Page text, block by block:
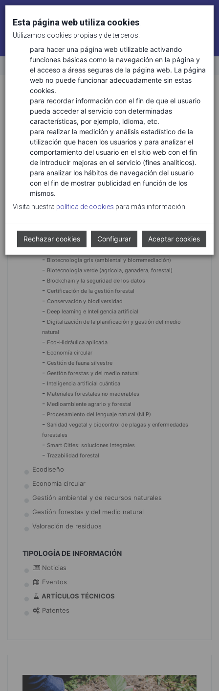
Disciplinas técnicas Medio ambiente y sostenibilidad
Esta página web utiliza cookies
Utilizamos cookies propias y de terceros:
para hacer una página web utilizable activando
funciones básicas como la navegación en la página y
el acceso a áreas seguras de la página web. La página
web no puede funcionar adecuadamente sin estas
cookies.
para recordar información con el fin de que el usuario
pueda acceder al servicio con determinadas
características, por ejemplo, idioma, etc.
para realizar la medición y análisis estadístico de la
utilización que hacen los usuarios y para analizar el
comportamiento del usuario en el sitio web con el fin
de introducir mejoras en el servicio (fines analíticos).
para analizar los hábitos de navegación del usuario
con el fin de mostrar publicidad en función de los
mismos.
Visita nuestra política de cookies para más información.
Rechazar cookies Configurar Aceptar cookies
DISCIPLINAS TÉCNICAS
Medio Ambiente y Sostenibilidad
ÁREAS DE CONOCIMIENTO
Bioeconomía
-Alimentos de origen forestal (Edibles)
-
-Biotecnología gris (ambiental y biorremediación)
- Biotecnología verde (agrícola, ganadera, forestal)
- Blockchain y la seguridad de los datos
- Certificación de la gestión forestal
- Conservación y biodiversidad
- Deep learning e Inteligencia artificial
- Digitalización de la planificación y gestión del medio
natural
- Eco-Hidráulica aplicada
- Economía circular
- Gestión de fauna silvestre
- Gestión forestas y del medio natural
- Inteligencia artificial cuántica
- Materiales forestales no maderables
- Medioambiente agrario y forestal
- Procesamiento del lenguaje natural (NLP)
- Sanidad vegetal y biocontrol de plagas y enfermedades
forestales
- Smart Cities: soluciones integrales
- Trazabilidad forestal
Ecodiseño
Economía circular
Gestión ambiental y de recursos naturales
Gestión forestas y del medio natural
Valoración de residuos
TIPOLOGÍA DE INFORMACIÓN
Noticias
Eventos
ARTÍCULOS TÉCNICOS
Patentes